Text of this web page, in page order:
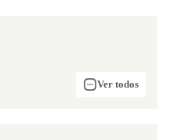
Ver todos